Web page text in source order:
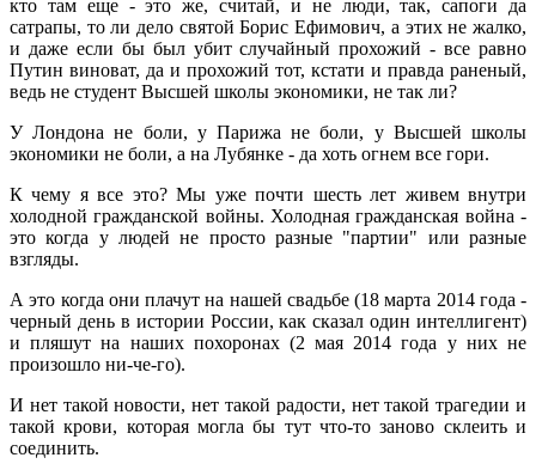
кто там еще - это же, считай, и не люди, так, сапоги да
сатрапы, то ли дело святой Борис Ефимович, а этих не жалко,
и даже если бы был убит случайный прохожий - все равно
Путин виноват, да и прохожий тот, кстати и правда раненый,
ведь не студент Высшей школы экономики, не так ли?
У Лондона не боли, у Парижа не боли, у Высшей школы
экономики не боли, а на Лубянке - да хоть огнем все гори.
К чему я все это? Мы уже почти шесть лет живем внутри
холодной гражданской войны. Холодная гражданская война -
это когда у людей не просто разные "партии" или разные
взгляды.
А это когда они плачут на нашей свадьбе (18 марта 2014 года -
черный день в истории России, как сказал один интеллигент)
и пляшут на наших похоронах (2 мая 2014 года у них не
произошло ни-че-го).
И нет такой новости, нет такой радости, нет такой трагедии и
такой крови, которая могла бы тут что-то заново склеить и
соединить.